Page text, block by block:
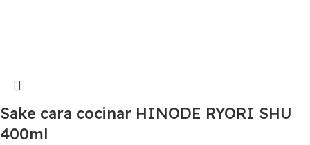
Sake cara cocinar HINODE RYORI SHU
400ml